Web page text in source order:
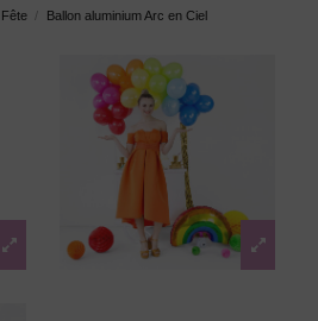
Ballon aluminium Arc en Ciel